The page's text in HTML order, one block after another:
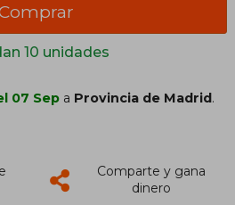
10 unidades
07 Sep a Provincia de Madrid.
Comparte y gana
dinero